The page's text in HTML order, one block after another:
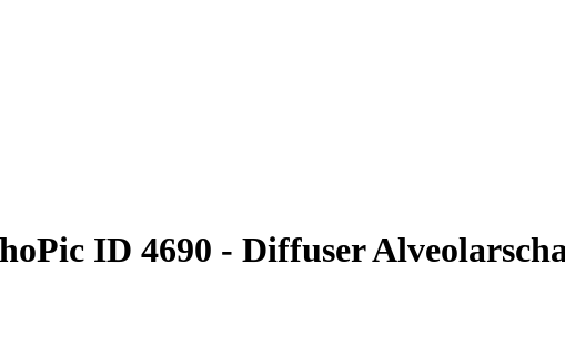
ID 4690 - Diffuser